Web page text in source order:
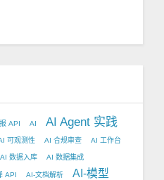
API AI AI Agent 实践
可观测性 AI 合规审查 AI 工作台
AI 数据入库 AI 数据集成
API AI-文档解析 AI-模型